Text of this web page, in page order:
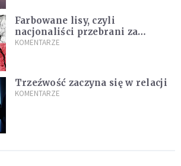
Farbowane lisy, czyli
nacjonaliści przebrani za
chrześcijan
KOMENTARZE
Trzeźwość zaczyna się w relacji
KOMENTARZE